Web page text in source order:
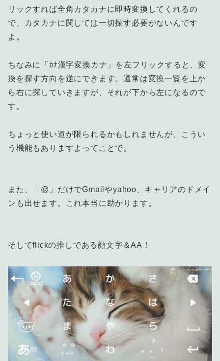
リックすれば全角カタカナに即時変換してくれるの
で、カタカナに関しては一切探す必要がないんです
よ。
ちなみに「ｶﾅ漢字変換カナ」を左フリックすると、変
換を探す方向を逆にできます。通常は変換一覧を上か
ら右に探していきますが、それが下から左になるので
す。
ちょっと使い道が限られるかもしれませんが、こうい
う機能もありますよってことで。
また、「@」だけでGmailやyahoo、キャリアのドメイ
ンも出せます。これ本当に助かります。
そしてflickの推しである顔文字＆AA！